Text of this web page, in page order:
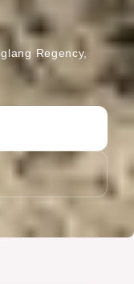
Regency,